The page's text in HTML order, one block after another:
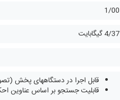
1/00
4/37 گیگابایت
قابل اجرا در دستگاههای پخش
قابلیت جستجو بر اساس عناوین